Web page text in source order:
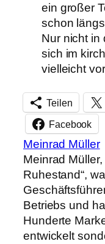
ein großer
schon
Nur nicht in
sich im
vielleicht
Teilen
Facebook
Meinrad Müller
Meinrad
Ruhestand“,
Betriebs und
Hunderte
entwickelt